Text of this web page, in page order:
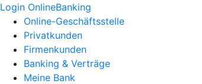
Login OnlineBanking
Online-Geschäftsstelle
Privatkunden
Firmenkunden
Banking & Verträge
Meine Bank